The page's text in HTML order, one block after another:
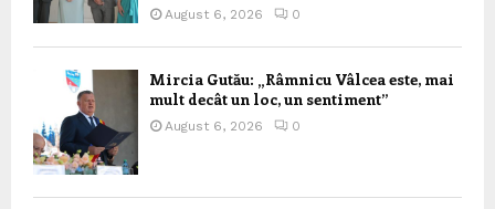
August 6, 2026 0
Mircia Gutău: „Râmnicu Vâlcea este, mai
mult decât un loc, un sentiment”
August 6, 2026 0